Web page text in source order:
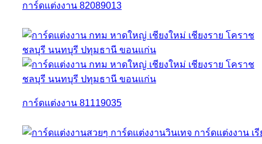
การ์ดแต่งงาน 82089013
การ์ดแต่งงาน 81119035